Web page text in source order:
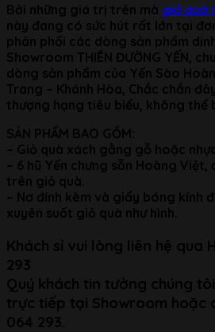
Bởi những giá trị trên mà giỏ quà
này đang có sức hút rất lớn tại
phân phối các dòng sản phẩm
Showroom THIÊN ĐƯỜNG YẾN,
dòng sản phẩm của Yến Sào
Trang – Khánh Hòa, Chắc chắn
thượng hạng tiêu biểu, không thể
SẢN PHẨM BAO GỒM:
– Giỏ quà xách gằng gỗ hoặc
– 6 hũ Yến chưng sẵn Hoàng
trên giỏ quà.
– Nơ đính kèm và giấy bóng kính
xuyên suốt giỏ quà như hình.
Khách sỉ vui lòng liên hệ qua
293
Quý khách tin tưởng chúng
trực tiếp tại Showroom hoặc
064 293